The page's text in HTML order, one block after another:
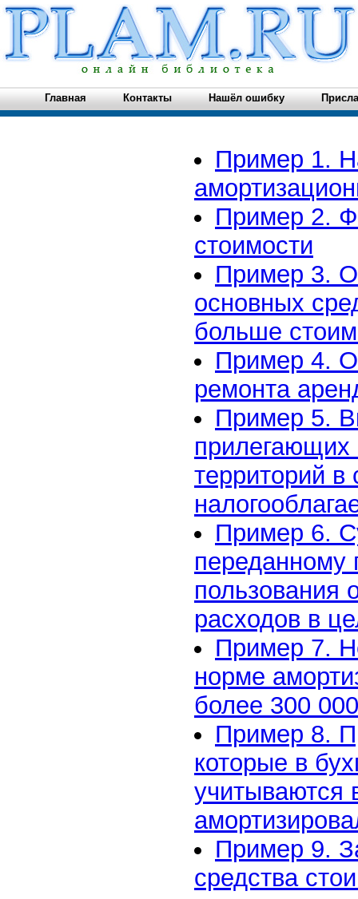
Главная Контакты Нашёл ошибку
Пример 1.
Пример 2.
стоимости
Пример 3.
основных
больше
Пример 4.
ремонта
Пример 5.
прилегающих
территорий
Пример 6.
переданному
пользования
расходов в
Пример 7.
норме
более 300
Пример 8.
которые в
учитываются
Пример 9.
средства